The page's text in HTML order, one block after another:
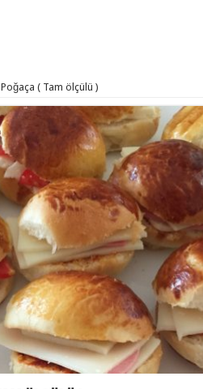
Poğaça ( Tam ölçülü )